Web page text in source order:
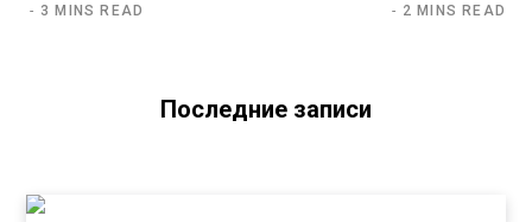
3 MINS READ 2 MINS READ
Последние записи